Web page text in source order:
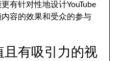
有针对性地设计YouTube
容的效果和受众的参与
有吸引力的视